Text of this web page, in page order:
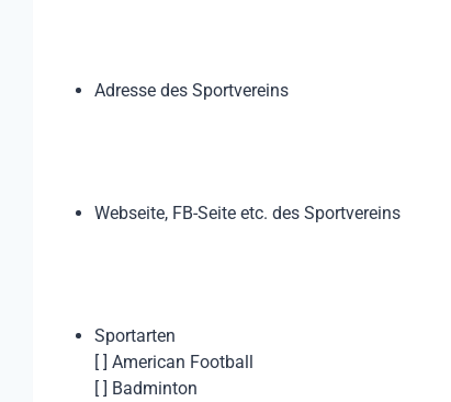
Adresse des Sportvereins
Webseite, FB-Seite etc. des Sportvereins
Sportarten
[ ] American Football
[ ] Badminton